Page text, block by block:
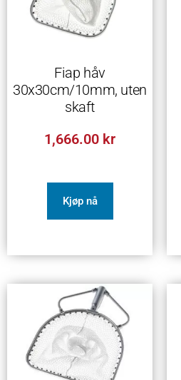
Fiap håv
30x30cm/10mm, uten
skaft
1,666.00 kr
Kjøp nå